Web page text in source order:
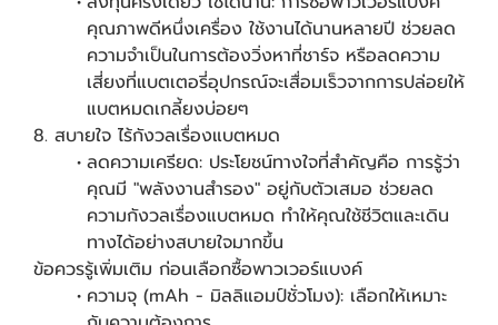
คุณภาพดีหนึ่งเครื่อง ใช้งานได้นานหลายปี ช่วยลด
ความจำเป็นในการต้องวิ่งหาที่ชาร์จ หรือลดความ
เสี่ยงที่แบตเตอรี่อุปกรณ์จะเสื่อมเร็วจากการปล่อยให้
แบตหมดเกลี้ยงบ่อยๆ
8. สบายใจ ไร้กังวลเรื่องแบตหมด
ลดความเครียด: ประโยชน์ทางใจที่สำคัญคือ การรู้ว่า
คุณมี "พลังงานสำรอง" อยู่กับตัวเสมอ ช่วยลด
ความกังวลเรื่องแบตหมด ทำให้คุณใช้ชีวิตและเดิน
ทางได้อย่างสบายใจมากขึ้น
ข้อควรรู้เพิ่มเติม ก่อนเลือกซื้อพาวเวอร์แบงค์
ความจุ (mAh - มิลลิแอมป์ชั่วโมง): เลือกให้เหมาะ